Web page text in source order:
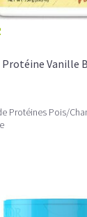
Vanille
Protéines Pois/